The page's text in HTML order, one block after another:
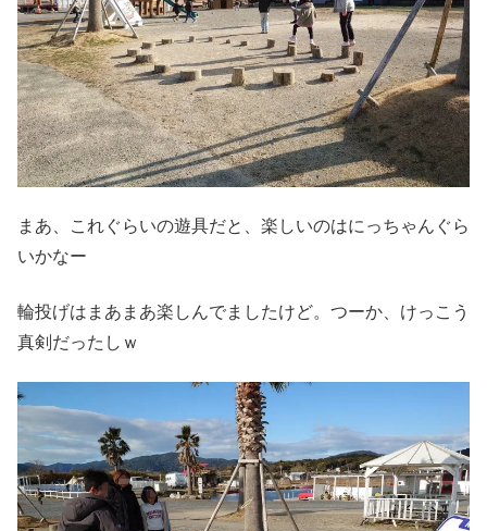
まあ、これぐらいの遊具だと、楽しいのはにっちゃんぐら
いかなー
輪投げはまあまあ楽しんでましたけど。つーか、けっこう
真剣だったしｗ